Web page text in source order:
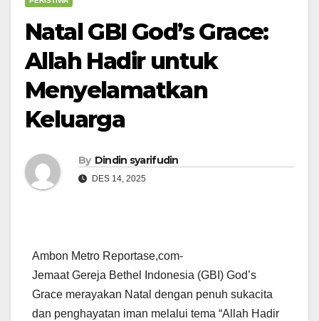
Natal GBI God’s Grace:
Allah Hadir untuk
Menyelamatkan
Keluarga
By Dindin syarifudin
DES 14, 2025
Ambon Metro Reportase,com-
Jemaat Gereja Bethel Indonesia (GBI) God’s
Grace merayakan Natal dengan penuh sukacita
dan penghayatan iman melalui tema “Allah Hadir